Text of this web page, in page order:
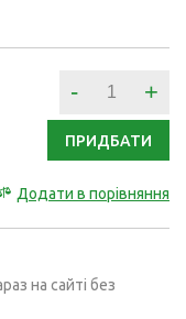
- +
ПРИДБАТИ
Додати в порівняння
на сайті без